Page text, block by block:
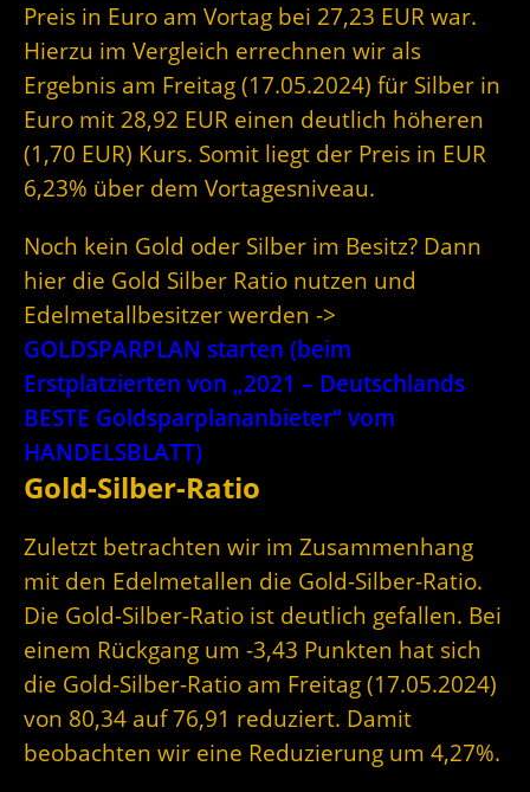
Preis in Euro am Vortag bei 27,23 EUR war.
Hierzu im Vergleich errechnen wir als
Ergebnis am Freitag (17.05.2024) für Silber in
Euro mit 28,92 EUR einen deutlich höheren
(1,70 EUR) Kurs. Somit liegt der Preis in EUR
6,23% über dem Vortagesniveau.
Noch kein Gold oder Silber im Besitz? Dann
hier die Gold Silber Ratio nutzen und
Edelmetallbesitzer werden ->
GOLDSPARPLAN starten (beim
Erstplatzierten von „2021 – Deutschlands
BESTE Goldsparplananbieter“ vom
HANDELSBLATT)
Gold-Silber-Ratio
Zuletzt betrachten wir im Zusammenhang
mit den Edelmetallen die Gold-Silber-Ratio.
Die Gold-Silber-Ratio ist deutlich gefallen. Bei
einem Rückgang um -3,43 Punkten hat sich
die Gold-Silber-Ratio am Freitag (17.05.2024)
von 80,34 auf 76,91 reduziert. Damit
beobachten wir eine Reduzierung um 4,27%.